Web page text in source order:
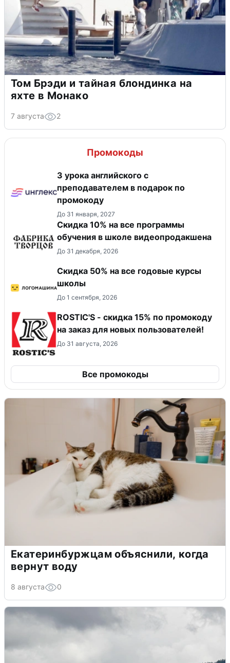
Том Брэди и тайная блондинка на
яхте в Монако
7 августа 2
Промокоды
3 урока английского с
преподавателем в подарок по
промокоду
До 31 января, 2027
Скидка 10% на все программы
обучения в школе видеопродакшена
До 31 декабря, 2026
Скидка 50% на все годовые курсы
школы
До 1 сентября, 2026
ROSTIC'S - скидка 15% по промокоду
на заказ для новых пользователей!
До 31 августа, 2026
Все промокоды
Екатеринбуржцам объяснили, когда
вернут воду
8 августа 0